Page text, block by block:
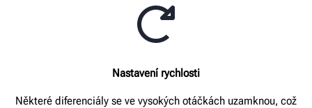
Nastavení rychlosti
Některé diferenciály se ve vysokých otáčkách uzamknou, což